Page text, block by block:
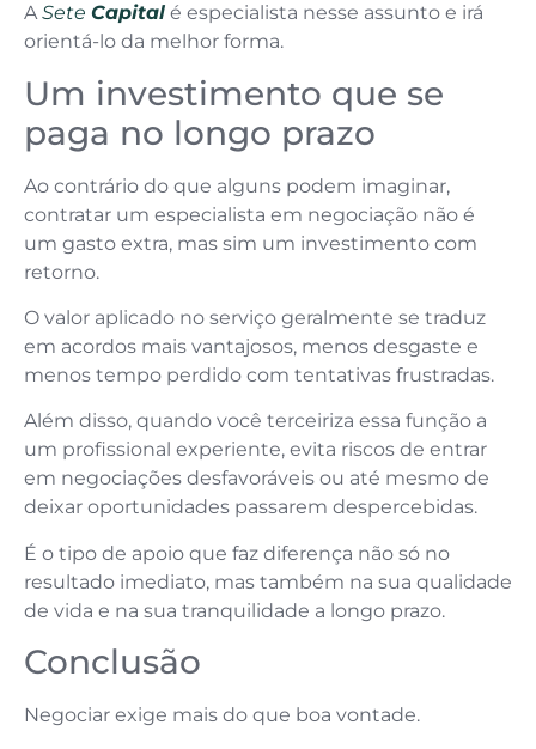
ASete Capital é especialista nesse assunto e irá
orientá-lo da melhor forma.
Um investimento que se
paga no longo prazo
Ao contrário do que alguns podem imaginar,
contratar um especialista em negociação não é
um gasto extra, mas sim um investimento com
retorno.
O valor aplicado no serviço geralmente se traduz
em acordos mais vantajosos, menos desgaste e
menos tempo perdido com tentativas frustradas.
Além disso, quando você terceiriza essa função a
um profissional experiente, evita riscos de entrar
em negociações desfavoráveis ou até mesmo de
deixar oportunidades passarem despercebidas.
É o tipo de apoio que faz diferença não só no
resultado imediato, mas também na sua qualidade
de vida e na sua tranquilidade a longo prazo.
Conclusão
Negociar exige mais do que boa vontade.